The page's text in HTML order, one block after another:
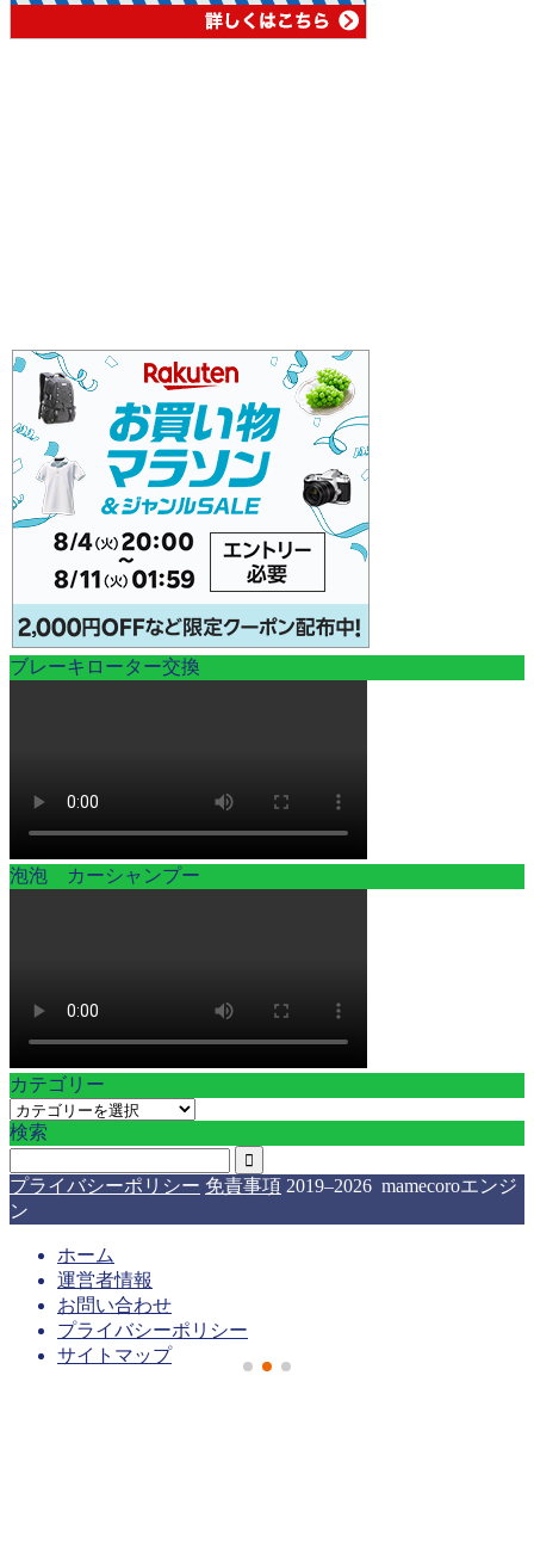
ブレーキローター交換
泡泡 カーシャンプー
カテゴリー
カ
テ
リ
ー
検索
プライバシーポリシー 免責事項 2019–2026 mamecoroエンジ
ン
ホーム
運営者情報
お問い合わせ
プライバシーポリシー
サイトマップ